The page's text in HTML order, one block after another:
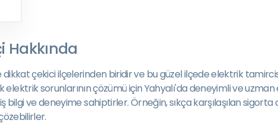
Hakkında
dikkat çekici ilçelerinden biridir ve bu güzel ilçede elektrik
elektrik sorunlarının çözümü için Yahyalı'da deneyimli ve
bilgi ve deneyime sahiptirler. Örneğin, sıkça karşılaşılan